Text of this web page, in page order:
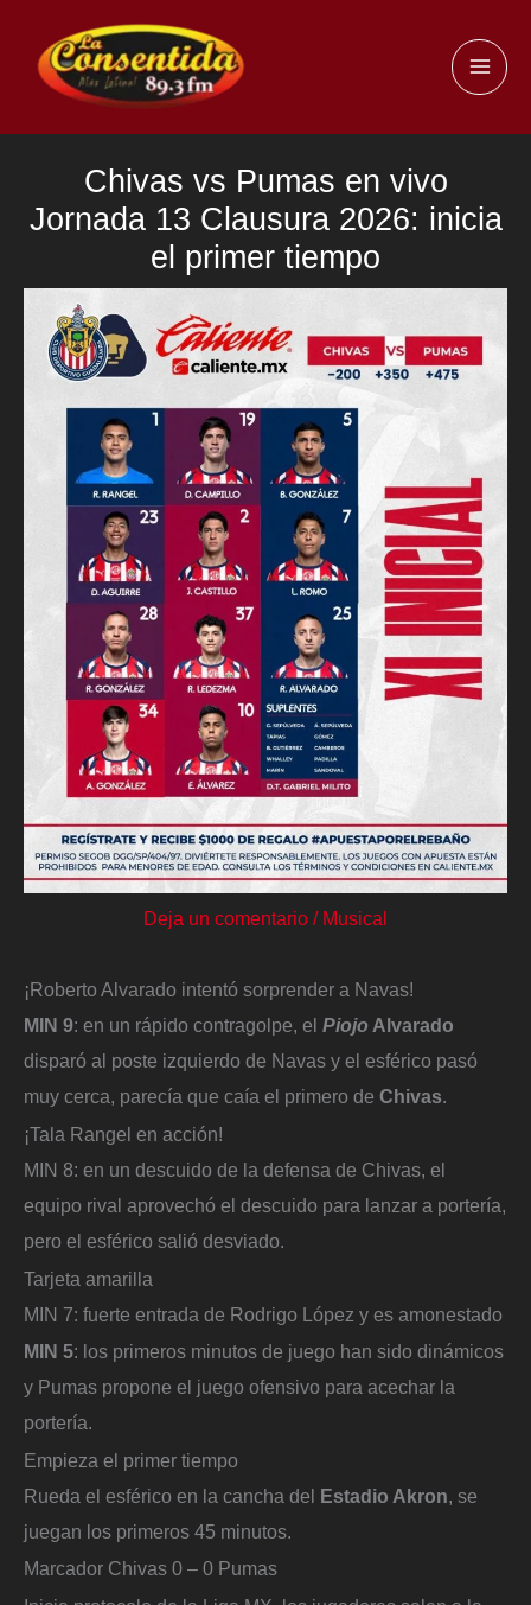
contenido
Chivas vs Pumas en vivo
Jornada 13 Clausura 2026: inicia
el primer tiempo
Deja un comentario / Musical
¡Roberto Alvarado intentó sorprender a Navas!
MIN 9: en un rápido contragolpe, el Piojo Alvarado
disparó al poste izquierdo de Navas y el esférico pasó
muy cerca, parecía que caía el primero de Chivas.
¡Tala Rangel en acción!
MIN 8: en un descuido de la defensa de Chivas, el
equipo rival aprovechó el descuido para lanzar a portería,
pero el esférico salió desviado.
Tarjeta amarilla
MIN 7: fuerte entrada de Rodrigo López y es amonestado
MIN 5: los primeros minutos de juego han sido dinámicos
y Pumas propone el juego ofensivo para acechar la
portería.
Empieza el primer tiempo
Rueda el esférico en la cancha del Estadio Akron, se
juegan los primeros 45 minutos.
Marcador Chivas 0 – 0 Pumas